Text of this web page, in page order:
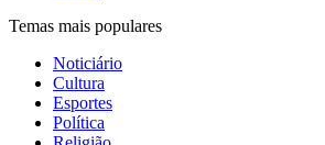
Temas mais populares
Noticiário
Cultura
Esportes
Política